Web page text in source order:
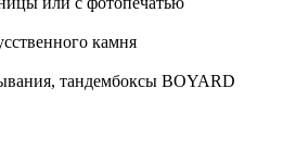
камня
тандембоксы BOYARD